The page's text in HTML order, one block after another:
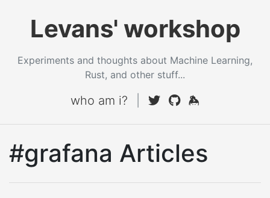
Levans' workshop
Experiments and thoughts about Machine Learning,
Rust, and other stuff...
who am i?
#grafana Articles